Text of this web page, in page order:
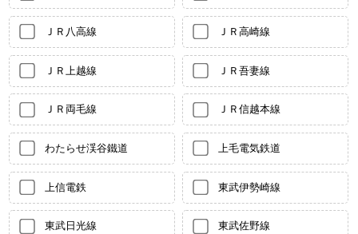
ＪＲ八高線 ＪＲ高崎線
ＪＲ上越線 ＪＲ吾妻線
ＪＲ両毛線 ＪＲ信越本線
わたらせ渓谷鐵道 上毛電気鉄道
上信電鉄 東武伊勢崎線
東武日光線 東武佐野線